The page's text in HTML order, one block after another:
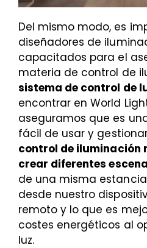
Del mismo modo, es
diseñadores de
capacitados para el
materia de control de
sistema de control de
encontrar en World
aseguramos que es
fácil de usar y
control de iluminación
crear diferentes
de una misma
desde nuestro
remoto y lo que es
costes energéticos al
luz.